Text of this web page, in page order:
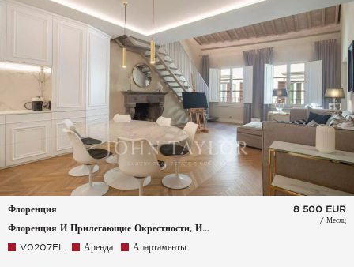
Флоренция
Флоренция И Прилегающие Окрестности, Италия
8 500 EUR
/ Месяц
V0207FL Аренда Апартаменты